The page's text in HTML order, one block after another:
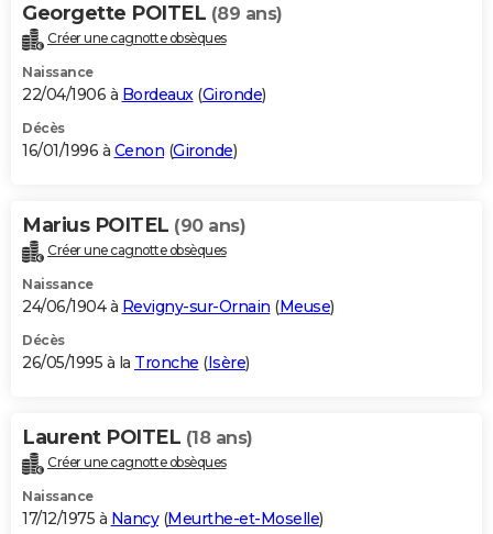
Georgette POITEL (89 ans)
Créer une cagnotte obsèques
Naissance
22/04/1906 à Bordeaux(Gironde)
Décès
16/01/1996 à Cenon (Gironde)
Marius POITEL (90 ans)
Créer une cagnotte obsèques
Naissance
24/06/1904 à Revigny-sur-Ornain (Meuse)
Décès
26/05/1995 à la Tronche (Isère)
Laurent POITEL (18 ans)
Créer une cagnotte obsèques
Naissance
17/12/1975 à Nancy(Meurthe-et-Moselle)